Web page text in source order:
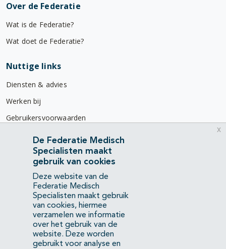
Over de Federatie
Wat is de Federatie?
Wat doet de Federatie?
Nuttige links
Diensten & advies
Werken bij
Gebruikersvoorwaarden
Privacyverklaring
Contact
Mercatorlaan 1200
3528 BL Utrecht
(088) 505 34 34
info@richtlijnendatabase.nl
De Federatie Medisch
Specialisten maakt
gebruik van cookies
Deze website van de
Federatie Medisch
Specialisten maakt gebruik
van cookies, hiermee
verzamelen we informatie
over het gebruik van de
website. Deze worden
gebruikt voor analyse en
x